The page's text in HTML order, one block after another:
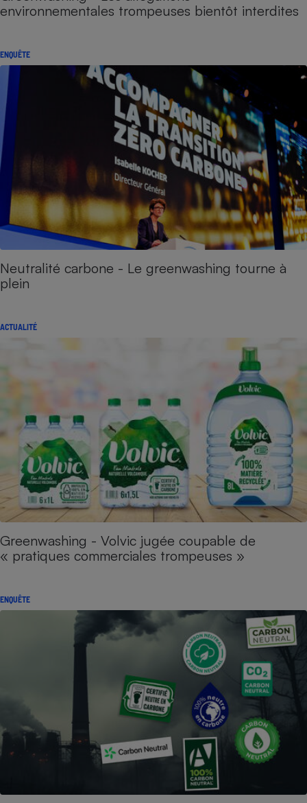
environnementales trompeuses bientôt interdites
ENQUÊTE
Neutralité carbone - Le greenwashing tourne à
plein
ACTUALITÉ
Greenwashing - Volvic jugée coupable de
« pratiques commerciales trompeuses »
ENQUÊTE